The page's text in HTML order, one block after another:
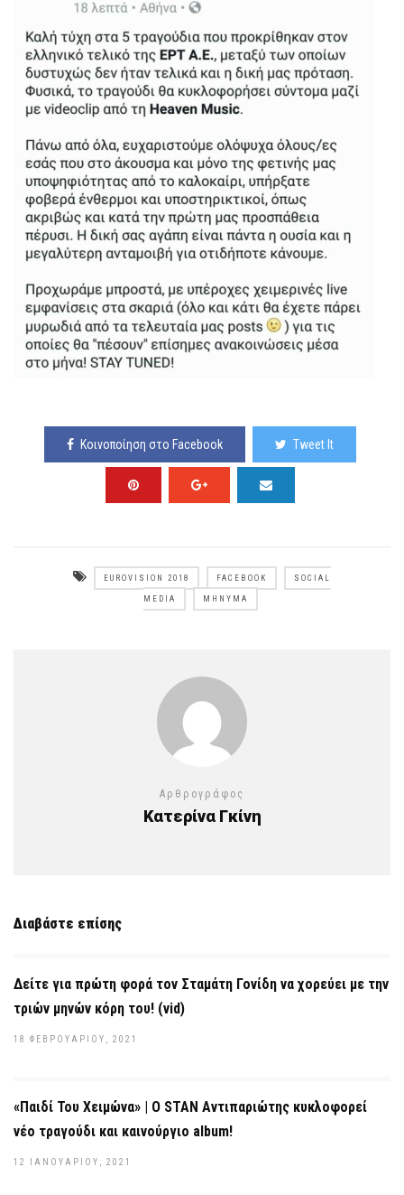
Κοινοποίηση στο Facebook Tweet It
EUROVISION 2018 FACEBOOK SOCIAL
MEDIA ΜΉΝΥΜΑ
Αρθρογράφος
Κατερίνα Γκίνη
Διαβάστε επίσης
Δείτε για πρώτη φορά τον Σταμάτη Γονίδη να χορεύει με την
τριών μηνών κόρη του! (vid)
18 ΦΕΒΡΟΥΑΡΊΟΥ, 2021
«Παιδί Του Χειμώνα» | Ο STAN Αντιπαριώτης κυκλοφορεί
νέο τραγούδι και καινούργιο album!
12 ΙΑΝΟΥΑΡΊΟΥ, 2021